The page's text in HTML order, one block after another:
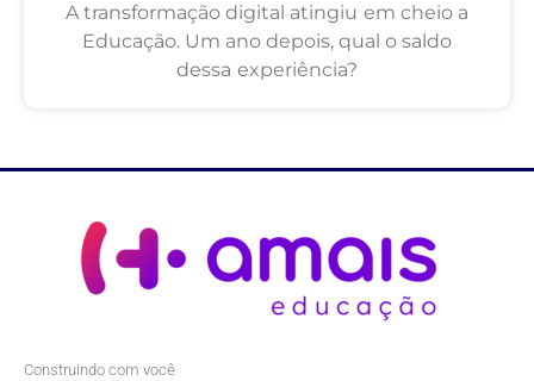
A transformação digital atingiu em cheio a
Educação. Um ano depois, qual o saldo
dessa experiência?
Construindo com você